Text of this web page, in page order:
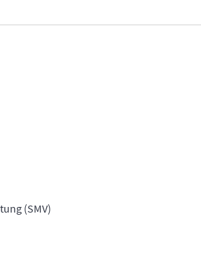
(SMV)